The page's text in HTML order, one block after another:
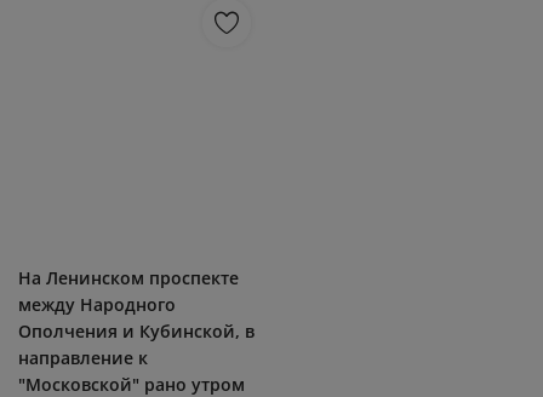
На Ленинском проспекте
между Народного
Ополчения и Кубинской, в
направление к
"Московской" рано утром